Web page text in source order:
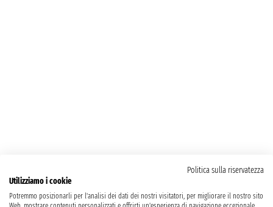
Politica sulla riservatezza
Utilizziamo i cookie
Potremmo posizionarli per l'analisi dei dati dei nostri visitatori, per migliorare il nostro sito